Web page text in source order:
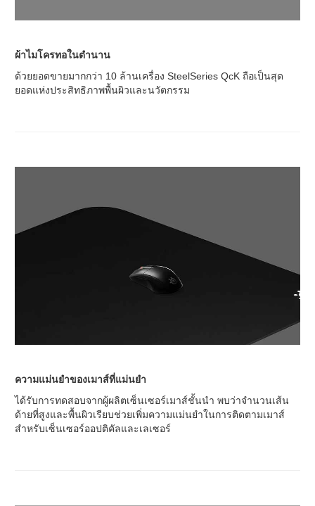
ผ้าไมโครทอในตำนาน
ด้วยยอดขายมากกว่า 10 ล้านเครื่อง SteelSeries QcK ถือเป็นสุด
ยอดแห่งประสิทธิภาพพื้นผิวและนวัตกรรม
ความแม่นยำของเมาส์ที่แม่นยำ
ได้รับการทดสอบจากผู้ผลิตเซ็นเซอร์เมาส์ชั้นนำ พบว่าจำนวนเส้น
ด้ายที่สูงและพื้นผิวเรียบช่วยเพิ่มความแม่นยำในการติดตามเมาส์
สำหรับเซ็นเซอร์ออปติคัลและเลเซอร์